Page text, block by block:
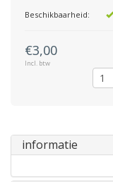
Beschikbaarheid:
€3,00
Incl. btw
informatie